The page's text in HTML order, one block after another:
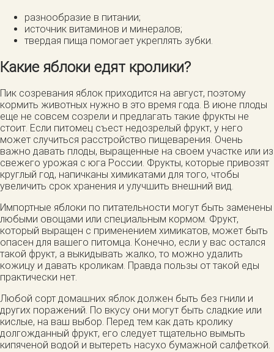
разнообразие в питании;
источник витаминов и минералов;
твердая пища помогает укреплять зубки.
Какие яблоки едят кролики?
Пик созревания яблок приходится на август, поэтому
кормить животных нужно в это время года. В июне плоды
еще не совсем созрели и предлагать такие фрукты не
стоит. Если питомец съест недозрелый фрукт, у него
может случиться расстройство пищеварения. Очень
важно давать плоды, выращенные на своем участке или из
свежего урожая с юга России. Фрукты, которые привозят
круглый год, напичканы химикатами для того, чтобы
увеличить срок хранения и улучшить внешний вид.
Импортные яблоки по питательности могут быть заменены
любыми овощами или специальным кормом. Фрукт,
который выращен с применением химикатов, может быть
опасен для вашего питомца. Конечно, если у вас остался
такой фрукт, а выкидывать жалко, то можно удалить
кожицу и давать кроликам. Правда пользы от такой еды
практически нет.
Любой сорт домашних яблок должен быть без гнили и
других поражений. По вкусу они могут быть сладкие или
кислые, на ваш выбор. Перед тем как дать кролику
долгожданный фрукт, его следует тщательно вымыть
кипяченой водой и вытереть насухо бумажной салфеткой.